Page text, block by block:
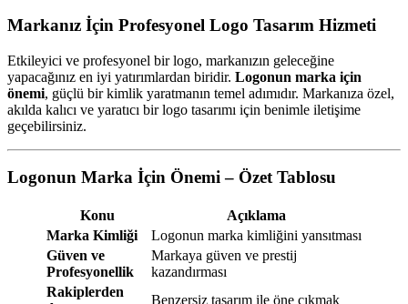
Markanız İçin Profesyonel Logo Tasarım Hizmeti
Etkileyici ve profesyonel bir logo, markanızın geleceğine
yapacağınız en iyi yatırımlardan biridir. Logonun marka için
önemi, güçlü bir kimlik yaratmanın temel adımıdır. Markanıza özel,
akılda kalıcı ve yaratıcı bir logo tasarımı için benimle iletişime
geçebilirsiniz.
Logonun Marka İçin Önemi – Özet Tablosu
Konu
Açıklama
Marka Kimliği
Logonun marka kimliğini yansıtması
Güven ve
Profesyonellik
Markaya güven ve prestij
kazandırması
Rakiplerden
Benzersiz tasarım ile öne çıkmak